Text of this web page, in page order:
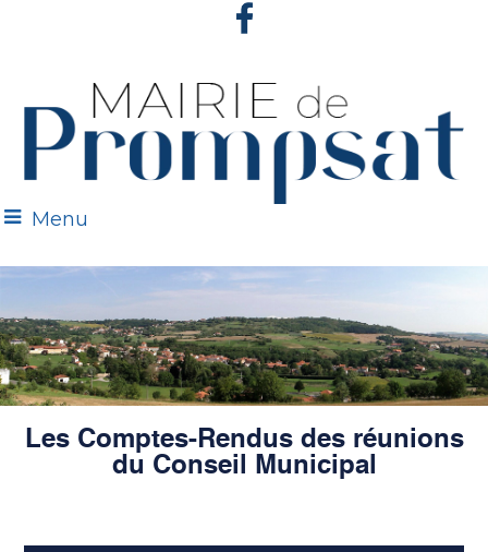
Menu
Les Comptes-Rendus des réunions
du Conseil Municipal